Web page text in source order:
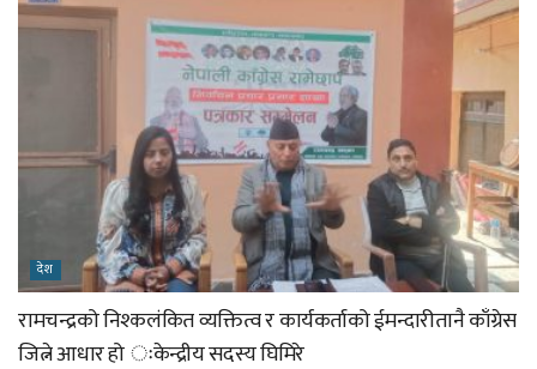
देश
रामचन्द्रको निश्कलंकित व्यक्तित्व र कार्यकर्ताको ईमन्दारीतानै काँग्रेस
जित्ने आधार हो ःकेन्द्रीय सदस्य घिमिरे